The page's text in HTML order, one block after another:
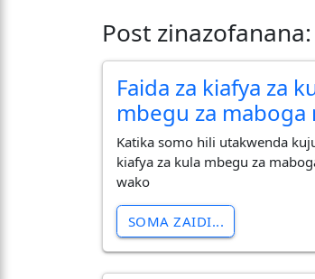
Post zinazofanana:
Faida za kiafya za
mbegu za maboga
Katika somo hili utakwenda
kiafya za kula mbegu za
wako
SOMA ZAIDI...